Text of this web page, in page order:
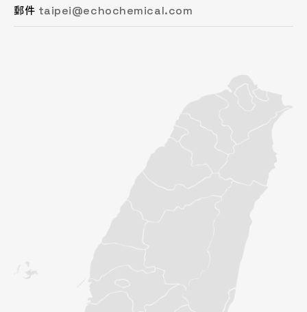
郵件 taipei@echochemical.com
郵件 chungli@echochemical.com
郵件 miaoli@echochemical.com
郵件 taichung@echochemical.com
郵件 tainan@echochemical.com
郵件 kaohsiung@echochemical.com